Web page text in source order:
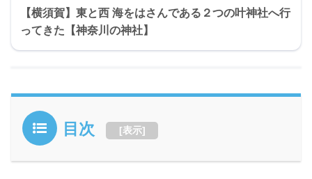
【横須賀】東と西 海をはさんである２つの叶神社へ行
ってきた【神奈川の神社】
目次 [表示]